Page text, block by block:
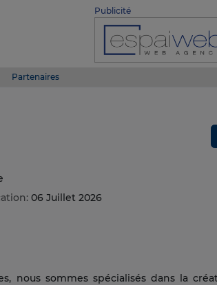
Publicité
Partenaires
06 Juillet 2026
nous sommes spécialisés dans la